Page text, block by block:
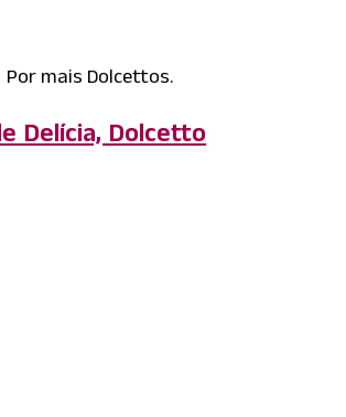
Por mais Dolcettos.
Delícia, Dolcetto